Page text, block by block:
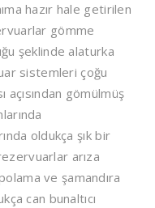
hazır hale getirilen
gömme
şeklinde alaturka
sistemleri çoğu
açısından gömülmüş
oldukça şık bir
arıza
ve şamandıra
can bunaltıcı